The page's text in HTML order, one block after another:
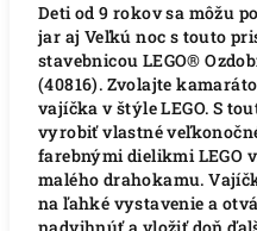
Deti od 9 rokov sa môžu
jar aj Veľkú noc s touto
stavebnicou LEGO®
(40816). Zvolajte
vajíčka v štýle LEGO. S
vyrobiť vlastné
farebnými dielikmi LEGO
malého drahokamu.
na ľahké vystavenie a